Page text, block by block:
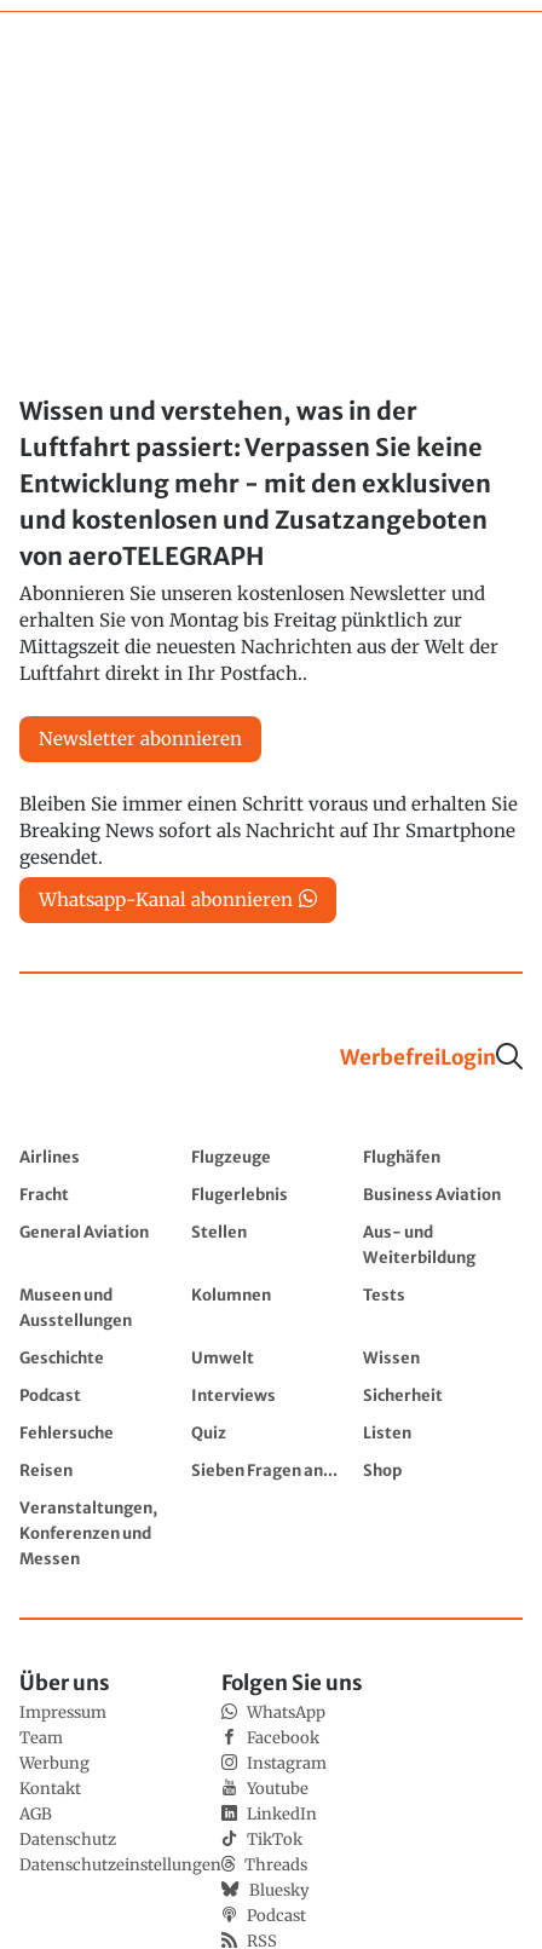
Wissen und verstehen, was in der
Luftfahrt passiert: Verpassen Sie keine
Entwicklung mehr - mit den exklusiven
und kostenlosen und Zusatzangeboten
von aeroTELEGRAPH
Abonnieren Sie unseren kostenlosen Newsletter und
erhalten Sie von Montag bis Freitag pünktlich zur
Mittagszeit die neuesten Nachrichten aus der Welt der
Luftfahrt direkt in Ihr Postfach..
Newsletter abonnieren
Bleiben Sie immer einen Schritt voraus und erhalten Sie
Breaking News sofort als Nachricht auf Ihr Smartphone
gesendet.
Whatsapp-Kanal abonnieren
WerbefreiLogin
Airlines Flugzeuge
Flughäfen
Fracht
Flugerlebnis
Business Aviation
General Aviation
Stellen
Aus- und
Weiterbildung
Museen und
Ausstellungen
Kolumnen Tests
Geschichte Umwelt
Wissen
Podcast
Interviews
Sicherheit
Fehlersuche
Quiz
Listen
Reisen
Sieben Fragen an...
Shop
Veranstaltungen,
Konferenzen und
Messen
Über uns
Impressum
Team
Werbung
Kontakt
AGB
Datenschutz
Datenschutzeinstellungen
Folgen Sie uns
WhatsApp
Facebook
Instagram
Youtube
LinkedIn
TikTok
Threads
Bluesky
Podcast
RSS